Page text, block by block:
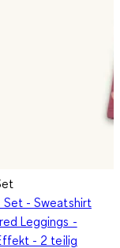
- Sweatshirt
Leggings -
- 2 teilig